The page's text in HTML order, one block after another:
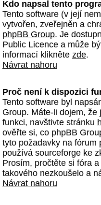
Kdo napsal tento
Tento software (v její
vytvořen, zveřejněn a
phpBB Group. Je
Public Licence a může
informací klikněte zde.
Návrat nahoru
Proč není k dispozici
Tento software byl
Group. Máte-li dojem, že
funkci, navštivte stránku
ověřte si, co phpBB
tyto požadavky na fórum
používá sourceforge ke
Prosím, pročtěte si fóra
takového nezkoušelo a
Návrat nahoru